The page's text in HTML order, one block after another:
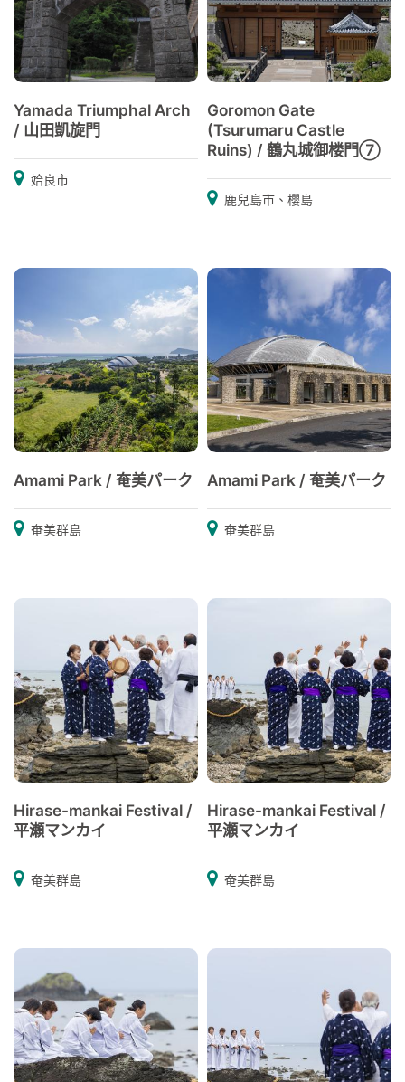
Yamada Triumphal Arch
/ 山田凱旋門
姶良市
Goromon Gate
(Tsurumaru Castle
Ruins) / 鶴丸城御楼門⑦
鹿兒島市、櫻島
Amami Park / 奄美パーク
奄美群島
Amami Park / 奄美パーク
奄美群島
Hirase-mankai Festival /
平瀬マンカイ
奄美群島
Hirase-mankai Festival /
平瀬マンカイ
奄美群島